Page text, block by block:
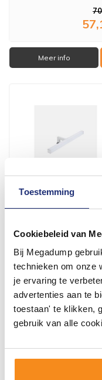
Toestemming
Cookiebeleid van
Bij Megadump
technieken om onze
je ervaring te
advertenties aan te
toestaan' te klikken,
gebruik van alle
Meer info
Spiegellamp Sanimex
Lumen Chroom
Meer info